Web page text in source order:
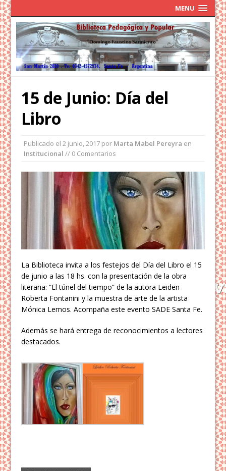
MENU
15 de Junio: Día del
Libro
Publicado el 2 junio, 2017 por Marta Mabel Pereyra en
Institucional // 0 Comentarios
La Biblioteca invita a los festejos del Día del Libro el 15
de junio a las 18 hs. con la presentación de la obra
literaria: “El túnel del tiempo” de la autora Leiden
Roberta Fontanini y la muestra de arte de la artista
Mónica Lemos. Acompaña este evento SADE Santa Fe.
Además se hará entrega de reconocimientos a lectores
destacados.